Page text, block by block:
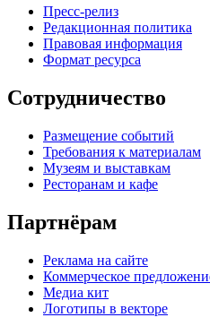
Пресс-релиз
Редакционная политика
Правовая информация
Формат ресурса
Сотрудничество
Размещение событий
Требования к материалам
Музеям и выставкам
Ресторанам и кафе
Партнёрам
Реклама на сайте
Коммерческое
Медиа кит
Логотипы в векторе